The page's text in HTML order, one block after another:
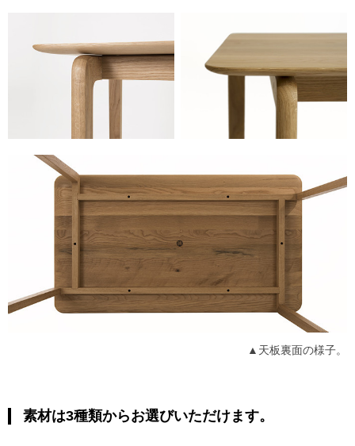
▲天板裏面の様子。
素材は3種類からお選びいただけます。